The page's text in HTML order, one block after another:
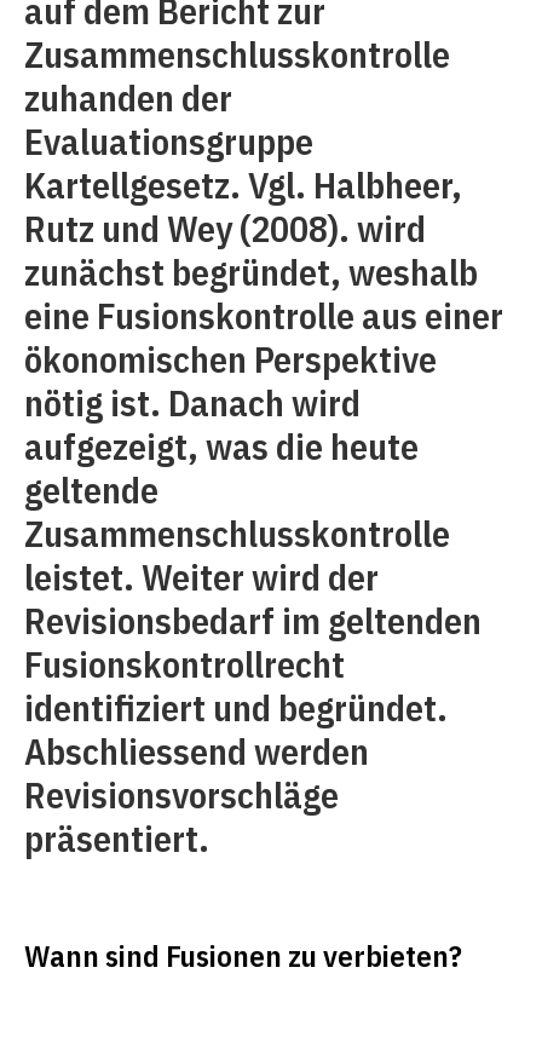
auf dem Bericht zur
Zusammenschlusskontrolle
zuhanden der
Evaluationsgruppe
Kartellgesetz. Vgl. Halbheer,
Rutz und Wey (2008). wird
zunächst begründet, weshalb
eine Fusionskontrolle aus einer
ökonomischen Perspektive
nötig ist. Danach wird
aufgezeigt, was die heute
geltende
Zusammenschlusskontrolle
leistet. Weiter wird der
Revisionsbedarf im geltenden
Fusionskontrollrecht
identifiziert und begründet.
Abschliessend werden
Revisionsvorschläge
präsentiert.
Wann sind Fusionen zu verbieten?